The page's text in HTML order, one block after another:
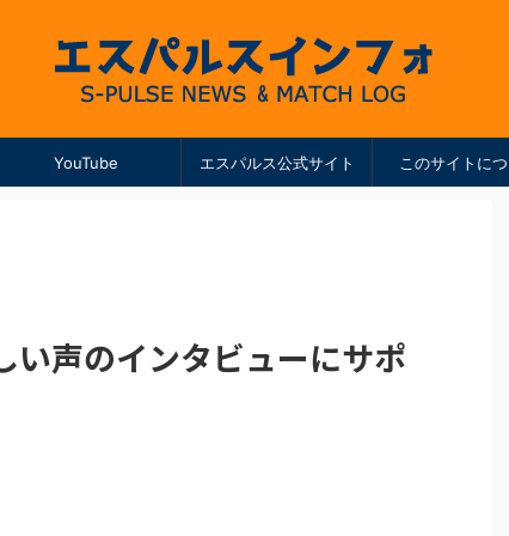
YouTube エスパルス公式サイト このサイトに
い声のインタビューにサポ